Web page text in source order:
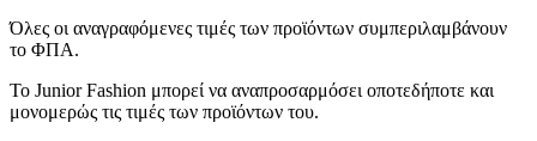
Όλες οι αναγραφόμενες τιμές των προϊόντων συμπεριλαμβάνουν
το ΦΠΑ.
Το Junior Fashion μπορεί να αναπροσαρμόσει οποτεδήποτε και
μονομερώς τις τιμές των προϊόντων του.